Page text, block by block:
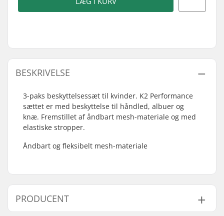
BESKRIVELSE
3-paks beskyttelsessæt til kvinder. K2 Performance
sættet er med beskyttelse til håndled, albuer og
knæ. Fremstillet af åndbart mesh-materiale og med
elastiske stropper.
Åndbart og fleksibelt mesh-materiale
PRODUCENT